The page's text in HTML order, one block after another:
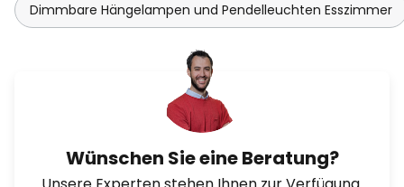
Dimmbare Hängelampen und Pendelleuchten Esszimmer
Wünschen Sie eine Beratung?